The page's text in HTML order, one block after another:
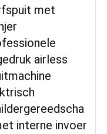
met
airless
interne invoer